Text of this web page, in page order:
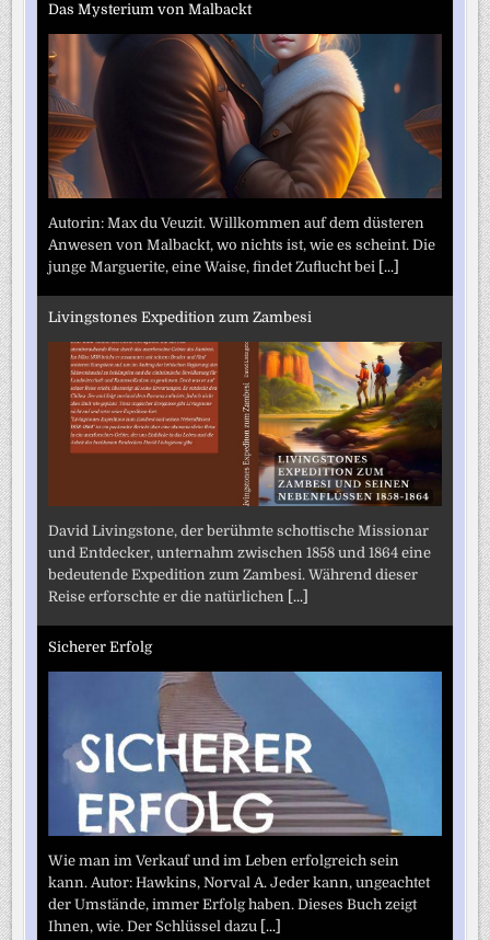
Das Mysterium von Malbackt
Autorin: Max du Veuzit. Willkommen auf dem düsteren
Anwesen von Malbackt, wo nichts ist, wie es scheint. Die
junge Marguerite, eine Waise, findet Zuflucht bei [...]
Livingstones Expedition zum Zambesi
David Livingstone, der berühmte schottische Missionar
und Entdecker, unternahm zwischen 1858 und 1864 eine
bedeutende Expedition zum Zambesi. Während dieser
Reise erforschte er die natürlichen [...]
Sicherer Erfolg
Wie man im Verkauf und im Leben erfolgreich sein
kann. Autor: Hawkins, Norval A. Jeder kann, ungeachtet
der Umstände, immer Erfolg haben. Dieses Buch zeigt
Ihnen, wie. Der Schlüssel dazu [...]